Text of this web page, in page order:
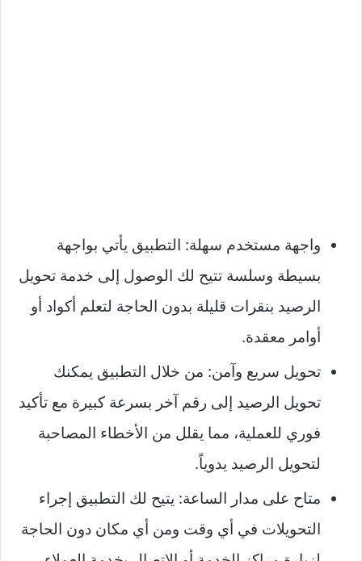
واجهة مستخدم سهلة: التطبيق يأتي بواجهة
بسيطة وسلسة تتيح لك الوصول إلى خدمة تحويل
الرصيد بنقرات قليلة بدون الحاجة لتعلم أكواد أو
أوامر معقدة.
تحويل سريع وآمن: من خلال التطبيق يمكنك
تحويل الرصيد إلى رقم آخر بسرعة كبيرة مع تأكيد
فوري للعملية، مما يقلل من الأخطاء المصاحبة
لتحويل الرصيد يدوياً.
متاح على مدار الساعة: يتيح لك التطبيق إجراء
التحويلات في أي وقت ومن أي مكان دون الحاجة